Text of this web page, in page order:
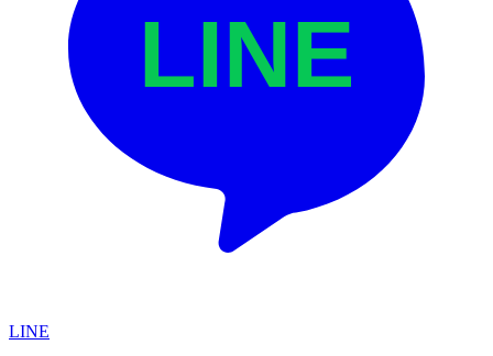
LINE
LINE